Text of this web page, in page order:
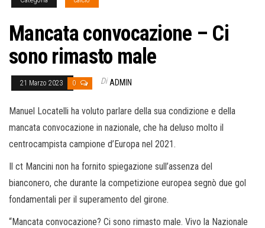
Mancata convocazione – Ci
sono rimasto male
21 Marzo 2023 0 Di ADMIN
Manuel Locatelli ha voluto parlare della sua condizione e della
mancata convocazione in nazionale, che ha deluso molto il
centrocampista campione d’Europa nel 2021.
Il ct Mancini non ha fornito spiegazione sull’assenza del
bianconero, che durante la competizione europea segnò due gol
fondamentali per il superamento del girone.
“Mancata convocazione? Ci sono rimasto male. Vivo la Nazionale